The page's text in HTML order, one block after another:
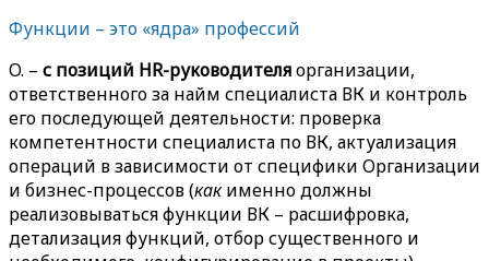
Функции – это «ядра» профессий
O. – с позиций HR-руководителяорганизации,
ответственного за найм специалиста ВК и контроль
его последующей деятельности: проверка
компетентности специалиста по ВК, актуализация
операций в зависимости от специфики Организации
и бизнес-процессов (какименно должны
реализовываться функции ВК – расшифровка,
детализация функций, отбор существенного и